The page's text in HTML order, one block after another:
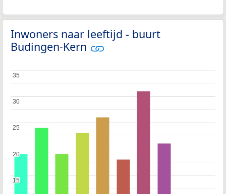
Inwoners naar leeftijd - buurt
Budingen-Kern
15
15
20
20
25
25
30
30
35
35